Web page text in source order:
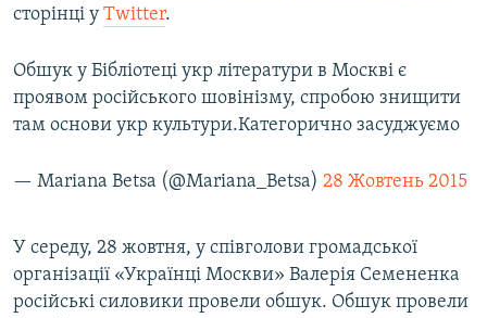
сторінці у Twitter.
Обшук у Бібліотеці укр літератури в Москві є
проявом російського шовінізму, спробою знищити
там основи укр культури.Категорично засуджуємо
— Mariana Betsa (@Mariana_Betsa) 28 Жовтень 2015
У середу, 28 жовтня, у співголови громадської
організації «Українці Москви» Валерія Семененка
російські силовики провели обшук. Обшук провели